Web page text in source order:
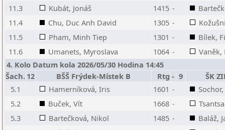
11.3
Kubát, Jonáš 1415 -
11.4
Chu, Duc Anh David 1305 -
11.5
Pham, Minh Tiep 1301 -
Bílek,
11.6
Umanets, Myroslava 1064 -
Vaněk,
4. Kolo Datum kola 2026/05/30 Hodina 14:45
Šach. 12 BŠŠ Frýdek-Místek B Rtg - 9
ŠK
5.1
Hamerníková, Iris 1601 -
5.2
Buček, Vít 1668 -
5.3
Bartečková, Nikol 1485 -
Baláž,